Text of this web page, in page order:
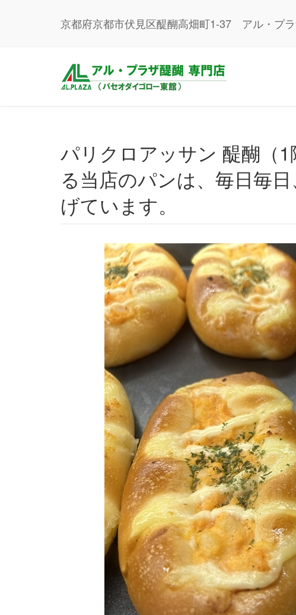
京都府京都市伏見区醍醐高畑町1-37 アル・プ
パリクロアッサン 醍醐（1階）｜地域の皆様に愛され続け
る当店のパンは、毎日毎
げています。